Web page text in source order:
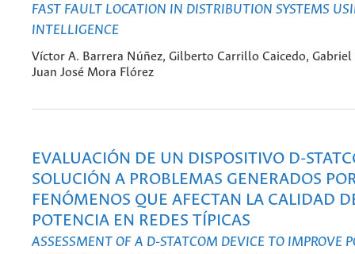
FAST FAULT LOCATION IN DISTRIBUTION SYSTEMS
INTELLIGENCE
Víctor A. Barrera Núñez, Gilberto Carrillo Caicedo,
Juan José Mora Flórez
EVALUACIÓN DE UN DISPOSITIVO D-
SOLUCIÓN A PROBLEMAS GENERADOS
FENÓMENOS QUE AFECTAN LA CALIDAD
POTENCIA EN REDES TÍPICAS
ASSESSMENT OF A D-STATCOM DEVICE TO IMPROVE